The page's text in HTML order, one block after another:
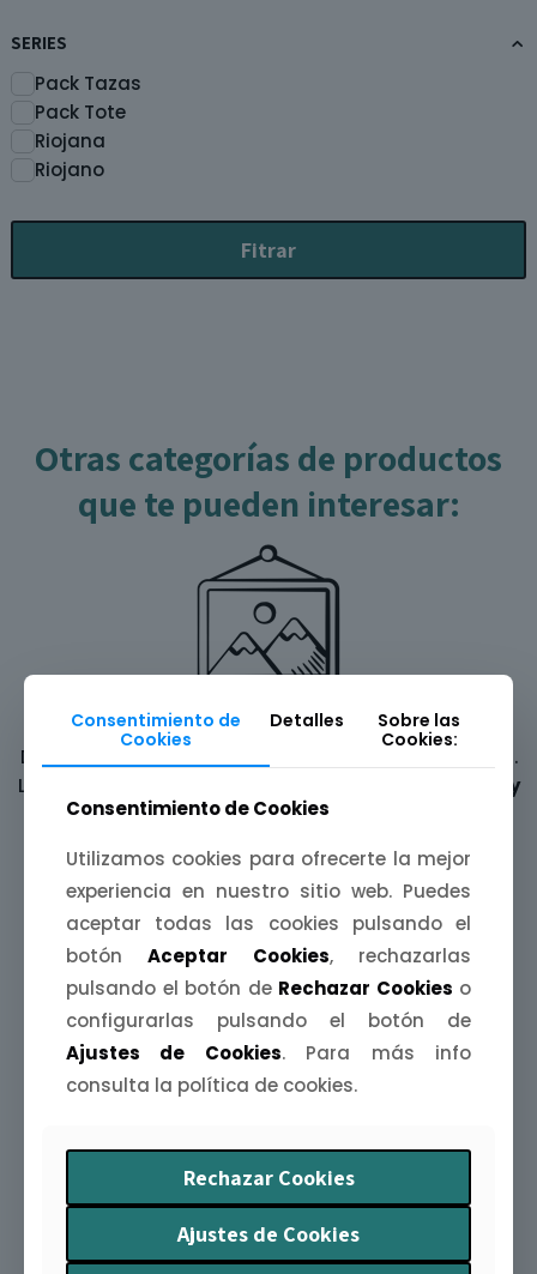
SERIES
Pack Tazas
Pack Tote
Riojana
Riojano
Fitrar
Otras categorías de productos
que te pueden interesar:
Láminas ilustradas
Decora tus paredes con una
.
Láminas A4, A5 y A6 inspiradas en
paisajes, fiestas y
leyendasde nuestra tierra.
Agendas Extremeñas
Organiza tu año con arte y humor. La
ilustraciones y curiosidadesde nuestra tierra.
Consentimiento de
Cookies
Detalles
Sobre las
Cookies:
Consentimiento de Cookies
Utilizamos cookies para ofrecerte la mejor
experiencia en nuestro sitio web. Puedes
aceptar todas las cookies pulsando el
botónAceptar Cookies, rechazarlas
pulsando el botón de Rechazar Cookies o
configurarlas pulsando el botón de
Ajustes de Cookies. Para más info
consulta la política de cookies.
Rechazar Cookies
Ajustes de Cookies